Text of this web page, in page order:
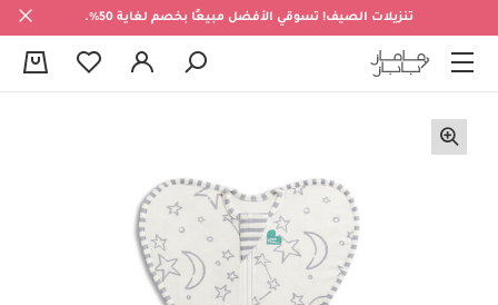
تنزيلات الصيف! تسوقي الأفضل مبيعًا بخصم لغاية 50%.